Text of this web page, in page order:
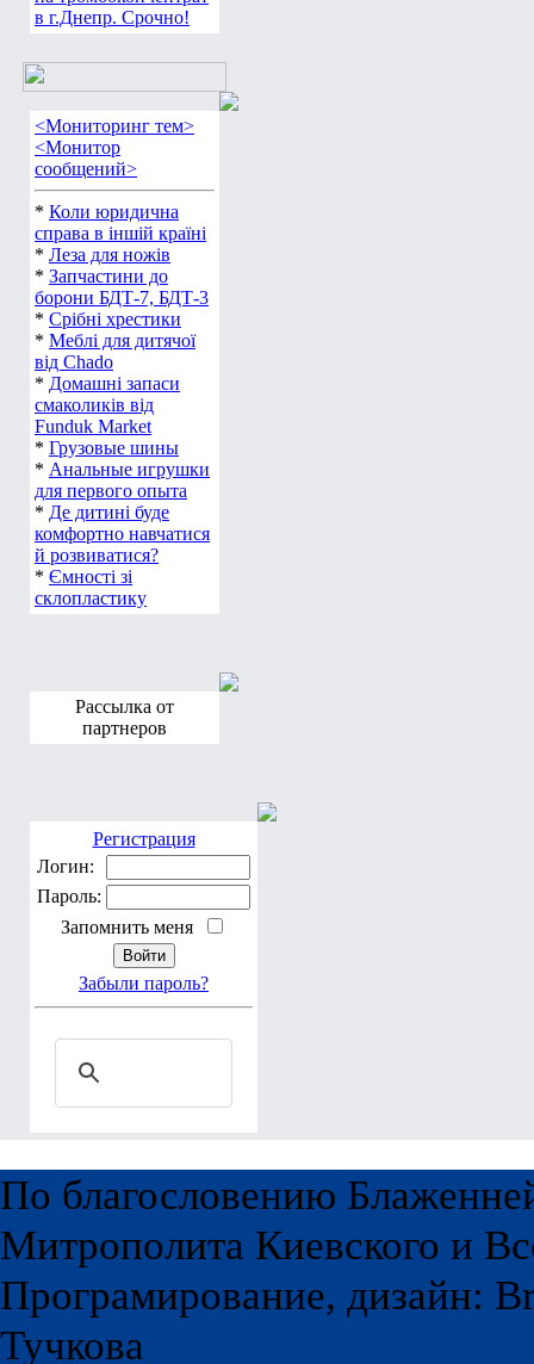
* Доноры А(ІІ) Rh+
на тромбокончентрат
<Мониторинг тем>
<Монитор
сообщений>
* Коли юридична
справа в іншій країні
*Леза для ножів
* Запчастини до
борони БДТ-7, БДТ-3
*Срібні хрестики
* Меблі для дитячої
від Chado
*Домашні запаси
смаколиків від
Funduk Market
*Грузовые шины
* Анальные игрушки
для первого опыта
*Де дитині буде
комфортно навчатися
й розвиватися?
Регистрация
Логин:
По благословению
Митрополита Киевского и